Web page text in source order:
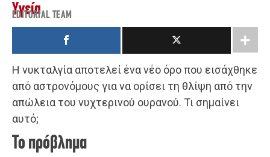
Υγεία
EDITORIAL TEAM
Η νυκταλγία αποτελεί ένα νέο όρο που εισάχθηκε
από αστρονόμους για να ορίσει τη θλίψη από την
απώλεια του νυχτερινού ουρανού. Τι σημαίνει
αυτό;
Το πρόβλημα